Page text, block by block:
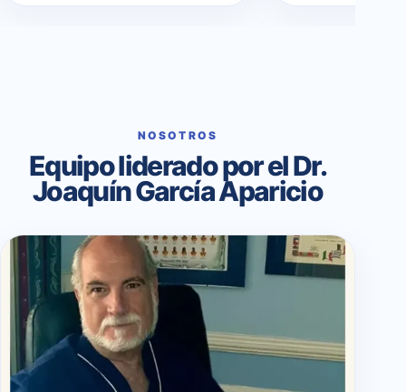
NOSOTROS
Equipo liderado por el Dr.
Joaquín García Aparicio